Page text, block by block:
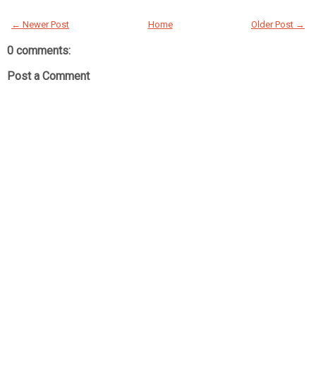
← Newer Post Older Post →
Home
0 comments:
Post a Comment